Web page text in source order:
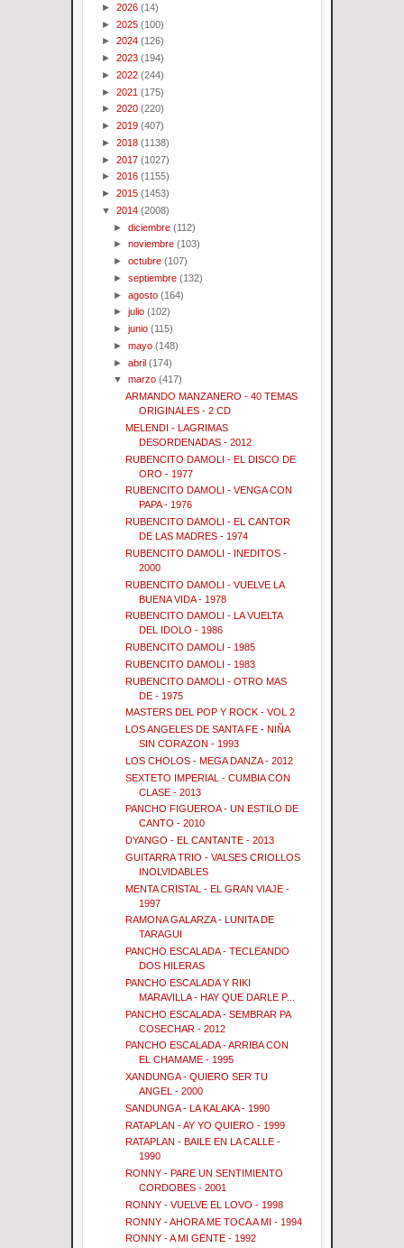
► 2026 (14)
► 2025 (100)
► 2024 (126)
► 2023 (194)
► 2022 (244)
► 2021 (175)
► 2020 (220)
► 2019 (407)
► 2018 (1138)
► 2017 (1027)
► 2016 (1155)
► 2015 (1453)
▼ 2014 (2008)
►diciembre (112)
►noviembre (103)
►octubre (107)
►septiembre (132)
►agosto (164)
►julio (102)
►junio (115)
►mayo (148)
►abril (174)
▼marzo (417)
ARMANDO MANZANERO - 40 TEMAS
ORIGINALES - 2 CD
MELENDI - LAGRIMAS
DESORDENADAS - 2012
RUBENCITO DAMOLI - EL DISCO DE
ORO - 1977
RUBENCITO DAMOLI - VENGA CON
PAPA - 1976
RUBENCITO DAMOLI - EL CANTOR
DE LAS MADRES - 1974
RUBENCITO DAMOLI - INEDITOS -
2000
RUBENCITO DAMOLI - VUELVE LA
BUENA VIDA - 1978
RUBENCITO DAMOLI - LA VUELTA
DEL IDOLO - 1986
RUBENCITO DAMOLI - 1985
RUBENCITO DAMOLI - 1983
RUBENCITO DAMOLI - OTRO MAS
DE - 1975
MASTERS DEL POP Y ROCK - VOL 2
LOS ANGELES DE SANTA FE - NIÑA
SIN CORAZON - 1993
LOS CHOLOS - MEGA DANZA - 2012
SEXTETO IMPERIAL - CUMBIA CON
CLASE - 2013
PANCHO FIGUEROA - UN ESTILO DE
CANTO - 2010
DYANGO - EL CANTANTE - 2013
GUITARRA TRIO - VALSES CRIOLLOS
INOLVIDABLES
MENTA CRISTAL - EL GRAN VIAJE -
1997
RAMONA GALARZA - LUNITA DE
TARAGUI
PANCHO ESCALADA - TECLEANDO
DOS HILERAS
PANCHO ESCALADA Y RIKI
MARAVILLA - HAY QUE DARLE P...
PANCHO ESCALADA - SEMBRAR PA
COSECHAR - 2012
PANCHO ESCALADA - ARRIBA CON
EL CHAMAME - 1995
XANDUNGA - QUIERO SER TU
ANGEL - 2000
SANDUNGA - LA KALAKA - 1990
RATAPLAN - AY YO QUIERO - 1999
RATAPLAN - BAILE EN LA CALLE -
1990
RONNY - PARE UN SENTIMIENTO
CORDOBES - 2001
RONNY - VUELVE EL LOVO - 1998
RONNY - AHORA ME TOCA A MI - 1994
RONNY - A MI GENTE - 1992